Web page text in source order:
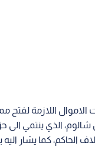
اللازمة لفتح
الذي ينتمي الى
الحاكم، كما يشار